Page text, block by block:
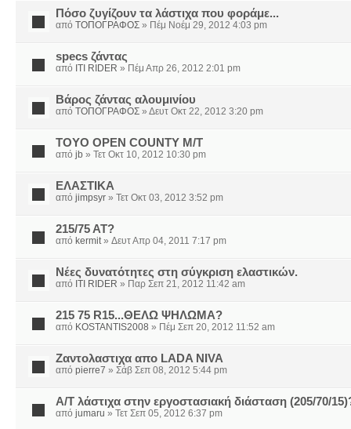
Πόσο ζυγίζουν τα λάστιχα που φοράμε...
από ΤΟΠΟΓΡΑΦΟΣ » Πέμ Νοέμ 29, 2012 4:03 pm
specs ζάντας
από ITI RIDER » Πέμ Απρ 26, 2012 2:01 pm
Βάρος ζάντας αλουμινίου
από ΤΟΠΟΓΡΑΦΟΣ » Δευτ Οκτ 22, 2012 3:20 pm
TOYO OPEN COUNTY M/T
από jb » Τετ Οκτ 10, 2012 10:30 pm
ΕΛΑΣΤΙΚΑ
από jimpsyr » Τετ Οκτ 03, 2012 3:52 pm
215/75 AT?
από kermit» Δευτ Απρ 04, 2011 7:17 pm
Νέες δυνατότητες στη σύγκριση ελαστικών.
από ITI RIDER » Παρ Σεπ 21, 2012 11:42 am
215 75 R15...ΘΕΛΩ ΨΗΛΩΜΑ?
από KOSTANTIS2008 » Πέμ Σεπ 20, 2012 11:52 am
Ζαντολαστιχα απο LADA NIVA
από pierre7 » Σάβ Σεπ 08, 2012 5:44 pm
A/T λάστιχα στην εργοστασιακή διάσταση (205/70/
από jumaru » Τετ Σεπ 05, 2012 6:37 pm